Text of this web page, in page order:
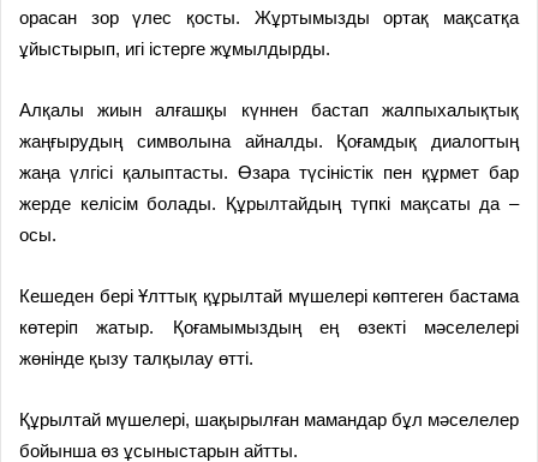
орасан зор үлес қосты. Жұртымызды ортақ мақсатқа
ұйыстырып, игі істерге жұмылдырды.
Алқалы жиын алғашқы күннен бастап жалпыхалықтық
жаңғырудың символына айналды. Қоғамдық диалогтың
жаңа үлгісі қалыптасты. Өзара түсіністік пен құрмет бар
жерде келісім болады. Құрылтайдың түпкі мақсаты да –
осы.
Кешеден бері Ұлттық құрылтай мүшелері көптеген бастама
көтеріп жатыр. Қоғамымыздың ең өзекті мәселелері
жөнінде қызу талқылау өтті.
Құрылтай мүшелері, шақырылған мамандар бұл мәселелер
бойынша өз ұсыныстарын айтты.